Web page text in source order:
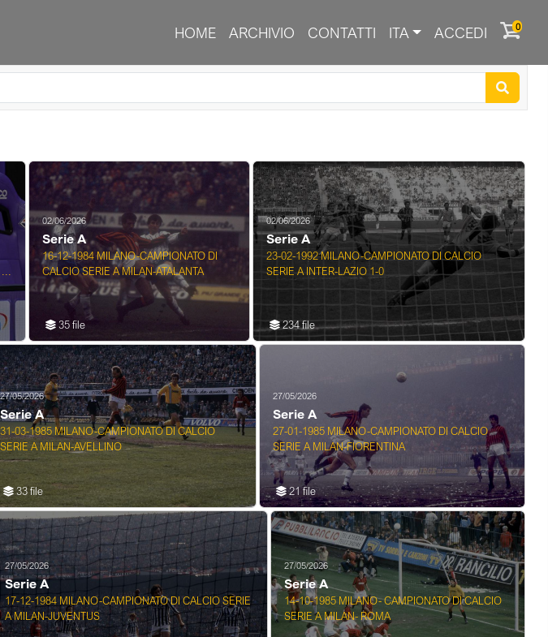
HOME ARCHIVIO CONTATTI ITA ACCEDI 0
...
02/06/2026
Serie A
16-12-1984 MILANO-CAMPIONATO DI
CALCIO SERIE A MILAN-ATALANTA
35 file
02/06/2026
Serie A
23-02-1992 MILANO-CAMPIONATO DI CALCIO
SERIE A INTER-LAZIO 1-0
234 file
27/05/2026
Serie A
31-03-1985 MILANO-CAMPIONATO DI CALCIO
SERIE A MILAN-AVELLINO
33 file
27/05/2026
Serie A
27-01-1985 MILANO-CAMPIONATO DI CALCIO
SERIE A MILAN-FIORENTINA
21 file
27/05/2026
Serie A
17-12-1984 MILANO-CAMPIONATO DI CALCIO SERIE
A MILAN-JUVENTUS
27/05/2026
Serie A
14-10-1985 MILANO- CAMPIONATO DI CALCIO
SERIE A MILAN- ROMA